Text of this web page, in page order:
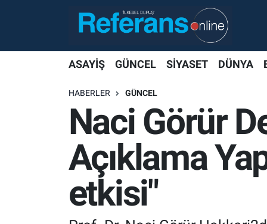
ASAYİŞ GÜNCEL SİYASET DÜNYA
HABERLER GÜNCEL
Naci Görür
Açıklama
etkisi"